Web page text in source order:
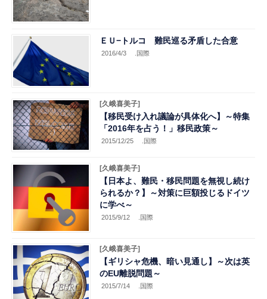
ＥＵ−トルコ 難民巡る矛盾した合意
2016/4/3 .国際
[久峨喜美子]
【移民受け入れ議論が具体化へ】～特集
「2016年を占う！」移民政策～
2015/12/25 .国際
[久峨喜美子]
【日本よ、難民・移民問題を無視し続け
られるか？】～対策に巨額投じるドイツ
に学べ～
2015/9/12 .国際
[久峨喜美子]
【ギリシャ危機、暗い見通し】～次は英
のEU離脱問題～
2015/7/14 .国際